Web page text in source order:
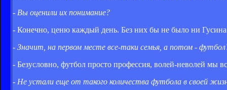
- Вы оценили их понимание?
- Конечно, ценю каждый день. Без них бы не было ни
- Значит, на первом месте все-таки семья, а потом -
- Безусловно, футбол просто профессия, волей-неволей мы
- Не устали еще от такого количества футбола в своей